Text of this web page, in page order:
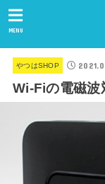
MENU
やつはSHOP
Wi-Fiの電磁波